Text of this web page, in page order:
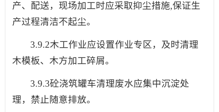
产、配送，现场加工时应采取抑尘措施,保证生
产过程清洁不起尘。
3.9.2木工作业应设置作业专区，及时清理
木模板、木方加工碎屑。
3.9.3砼浇筑罐车清理废水应集中沉淀处
理，禁止随意排放。